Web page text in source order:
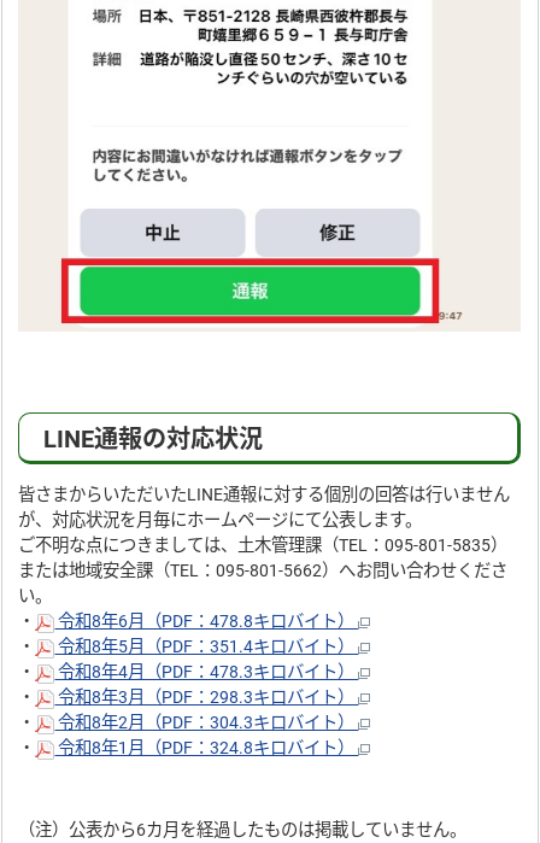
LINE通報の対応状況
皆さまからいただいたLINE通報に対する個別の回答は行いません
が、対応状況を月毎にホームページにて公表します。
ご不明な点につきましては、土木管理課（TEL：095-801-5835）
または地域安全課（TEL：095-801-5662）へお問い合わせくださ
い。
・
令和8年6月（PDF：478.8キロバイト）
・
令和8年5月（PDF：351.4キロバイト）
・
令和8年4月（PDF：478.3キロバイト）
・
令和8年3月（PDF：298.3キロバイト）
・
令和8年2月（PDF：304.3キロバイト）
・
令和8年1月（PDF：324.8キロバイト）
（注）公表から6カ月を経過したものは掲載していません。